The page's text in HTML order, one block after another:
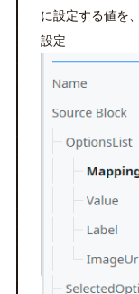
に設定する値を
設定